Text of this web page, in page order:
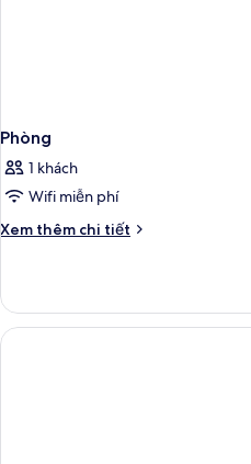
Phòng
1 khách
Wifi miễn phí
Xem thêm chi tiết
Chi
Phòng